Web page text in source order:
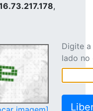
,
Digite
lado no